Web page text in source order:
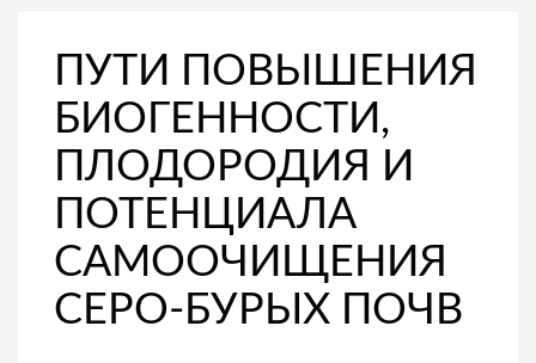
ПУТИ ПОВЫШЕНИЯ
БИОГЕННОСТИ,
ПЛОДОРОДИЯ И
ПОТЕНЦИАЛА
САМООЧИЩЕНИЯ
СЕРО-БУРЫХ ПОЧВ